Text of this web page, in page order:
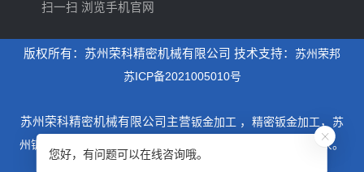
扫一扫 浏览手机官网
版权所有：苏州荣科精密机械有限公司 技术支持： 苏州荣邦
苏ICP备2021005010号
苏州荣科精密机械有限公司主营钣金加工 ， 精密钣金加工， 苏
州钣金加工
，是一家专业从事设计制造钣金加工为主的厂家。
您好，有问题可以在线咨询哦。